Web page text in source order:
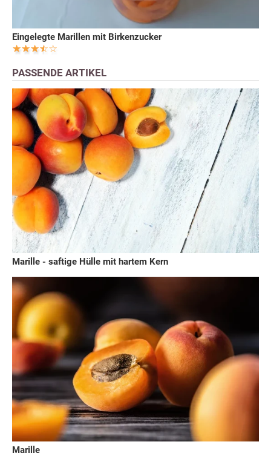
Eingelegte Marillen mit Birkenzucker
PASSENDE ARTIKEL
Marille - saftige Hülle mit hartem Kern
Marille